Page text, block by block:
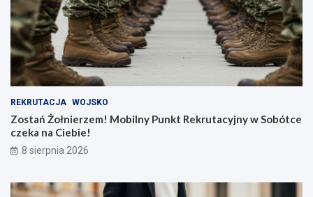
REKRUTACJA WOJSKO
Zostań Żołnierzem! Mobilny Punkt Rekrutacyjny w Sobótce
czeka na Ciebie!
8 sierpnia 2026